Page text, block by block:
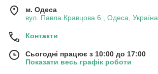
м. Одеса
вул. Павла Кравцова 6 , Одеса, Україна
Контакти
Сьогодні працює з 10:00 до 17:00
Показати весь графік роботи